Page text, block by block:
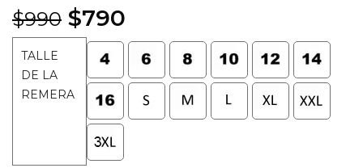
$990 El
precio
original
era:
$990.
$790
precio
actual
es:
$790.
TALLE
DE LA
REMERA